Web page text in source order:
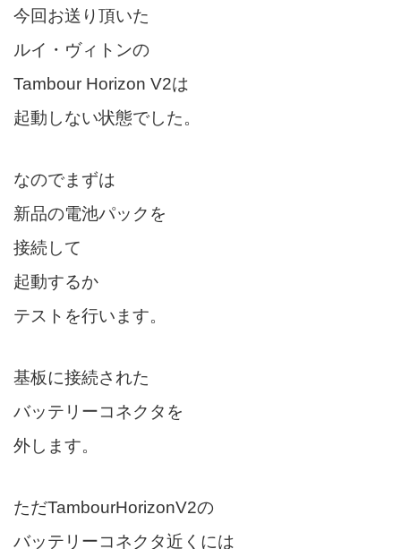
今回お送り頂いた
ルイ・ヴィトンの
Tambour Horizon V2は
起動しない状態でした。
なのでまずは
新品の電池パックを
接続して
起動するか
テストを行います。
基板に接続された
バッテリーコネクタを
外します。
ただTambourHorizonV2の
バッテリーコネクタ近くには